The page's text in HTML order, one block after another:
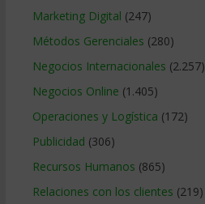
Marketing Digital (247)
Métodos Gerenciales (280)
Negocios Internacionales (2.257)
Negocios Online (1.405)
Operaciones y Logística (172)
Publicidad (306)
Recursos Humanos (865)
Relaciones con los clientes (219)